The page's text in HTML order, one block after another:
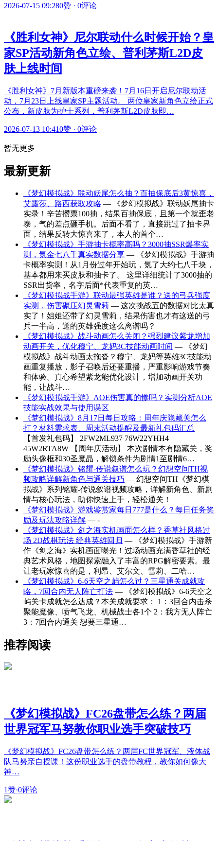
2026-07-15 09:280赞 · 0评论
《胜利女神》尼尔联动什么时候开始？皇
家SP活动新角色立绘、普利茅斯L2D皮
肤上线时间
《胜利女神》7月新版本重磅来袭！7月16日开启尼尔联动活
动，7月23日上线皇家SP主题活动。 两位皇家新角色立绘正式
公布，新皮肤为护士系列，普利茅斯L2D皮肤即…
2026-07-13 10:410赞 · 0评论
暂无更多
最新更新
《梦幻模拟战》联动妖尾怎么抽？百抽保底后3黄惊喜，
艾露莎、路西获取攻略 — 《梦幻模拟战》联动妖尾抽卡
实录！辛苦攒票100抽，结果百抽保底，且第一个就歪老
泰，气的差点砸手机。后面不看了，直接跳过了抽卡界
面，结果反转大惊喜来了，本人的首个…
《梦幻模拟战》手游抽卡概率高吗？3000抽SSR爆率实
测，氪金七八千真实数据分享 — 《梦幻模拟战》手游抽
卡概率实测！从1月份过年开始玩，氪了大约七八千块，
基本都用来买皮肤和抽卡了。 这里详细统计了3000抽的
SSR出货率，名字后面*代表重复的英…
《梦幻模拟战手游》联动最强英雄是谁？送的弓兵强度
实测，伤害碾压幻灵雪莉 — 这次挑战五的数据对比太真
实了！姐姐还带了幻灵雪莉，结果伤害也才有这送的弓
兵一半高，送的英雄强度这么离谱吗？
《梦幻模拟战》战斗动画怎么关闭？强烈建议紫龙增加
动画开关，优化穆宁、龙妈3C技能动画时间 — 《梦幻
模拟战》战斗动画太拖沓？穆宁、龙妈等英雄3C技能动
画重复播放，影子召唤后还要重播，严重影响游戏节奏
和体验。真心希望紫龙能优化设计，增加动画开关功
能，让战斗…
《梦幻模拟战手游》AOE伤害真的惨吗？实测分析AOE
技能实战效果与使用误区
《梦幻模拟战》8月17日每日攻略：周年庆隐藏关怎么
打？材料需求表、周末活动提醒及最新礼包码汇总 —
【首发礼包码】 2FW2ML937 76W22YHH4
45W2RTA8W 【周年庆活动】 本次剧情本有隐藏关，奖
励头像框和30圣魔晶，解锁条件为剧情1至剧情6…
《梦幻模拟战》铭耀-传说叙谱怎么玩？幻想空间TH视
频攻略详解新角色与通关技巧 — 幻想空间TH《梦幻模
拟战》系列铭耀-传说叙谱视频攻略，详解新角色、新剧
情与核心玩法，助你快速上手，轻松通关！
《梦幻模拟战》游戏鉴赏家每日777是什么？每日任务奖
励及玩法攻略详解 — -
《梦幻模拟战》剑之海实机画面怎么样？香草社风格过
场 2D战棋玩法 经典英雄回归 — 《梦幻模拟战》手游新
作《剑之海》实机画面曝光！过场动画充满香草社的经
典艺术风格，地图探索融入了丰富的RPG解密要素。最
让老玩家惊喜的是，利昂、艾尔文、雪莉、二哈…
《梦幻模拟战》6-6天空之屿怎么过？三星通关成就攻
略，7回合内无人阵亡打法 — 《梦幻模拟战》6-6天空之
屿关卡成就怎么达成？本关成就要求： 1：3回合内击杀
聚能魔像、喷气飞龙、机械战士各1个 2：我方无人阵亡
3：7回合内通关 想要三星通…
推荐阅读
《梦幻模拟战》FC26盘带怎么练？两届
世界冠军马努教你职业选手突破技巧
《梦幻模拟战》FC26盘带怎么练？两届FC世界冠军、液体战
队马努亲自授课！这份职业选手的盘带教程，教你如何像大
神…
1赞·0评论